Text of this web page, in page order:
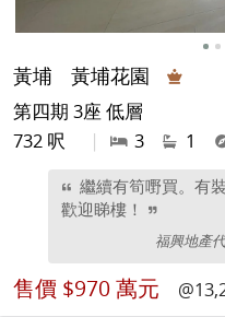
黃埔 黃埔花園
第四期 3座 低層
732 呎
| 3 1
繼續有筍嘢買。有
歡迎睇樓！
福興地產
售價 $970 萬元